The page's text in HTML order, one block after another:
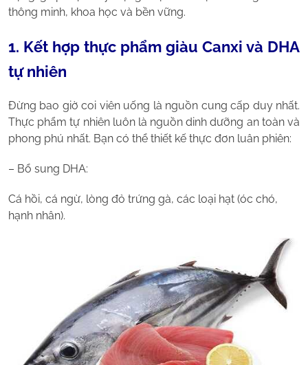
thông minh, khoa học và bền vững.
1. Kết hợp thực phẩm giàu Canxi và DHA
tự nhiên
Đừng bao giờ coi viên uống là nguồn cung cấp duy nhất.
Thực phẩm tự nhiên luôn là nguồn dinh dưỡng an toàn và
phong phú nhất. Bạn có thể thiết kế thực đơn luân phiên:
– Bổ sung DHA:
Cá hồi, cá ngừ, lòng đỏ trứng gà, các loại hạt (óc chó,
hạnh nhân).